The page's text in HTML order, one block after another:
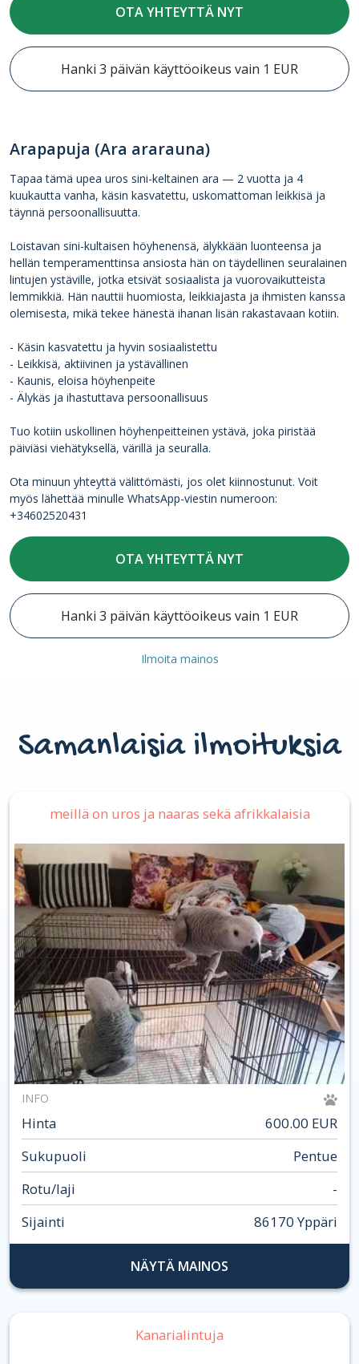
OTA YHTEYTTÄ NYT
Hanki 3 päivän käyttöoikeus vain 1 EUR
Arapapuja (Ara ararauna)
Tapaa tämä upea uros sini-keltainen ara — 2 vuotta ja 4
kuukautta vanha, käsin kasvatettu, uskomattoman leikkisä ja
täynnä persoonallisuutta.
Loistavan sini-kultaisen höyhenensä, älykkään luonteensa ja
hellän temperamenttinsa ansiosta hän on täydellinen seuralainen
lintujen ystäville, jotka etsivät sosiaalista ja vuorovaikutteista
lemmikkiä. Hän nauttii huomiosta, leikkiajasta ja ihmisten kanssa
olemisesta, mikä tekee hänestä ihanan lisän rakastavaan kotiin.
- Käsin kasvatettu ja hyvin sosiaalistettu
- Leikkisä, aktiivinen ja ystävällinen
- Kaunis, eloisa höyhenpeite
- Älykäs ja ihastuttava persoonallisuus
Tuo kotiin uskollinen höyhenpeitteinen ystävä, joka piristää
päiviäsi viehätyksellä, värillä ja seuralla.
Ota minuun yhteyttä välittömästi, jos olet kiinnostunut. Voit
myös lähettää minulle WhatsApp-viestin numeroon:
+34602520431
OTA YHTEYTTÄ NYT
Hanki 3 päivän käyttöoikeus vain 1 EUR
Ilmoita mainos
Samanlaisia ilmoituksia
meillä on uros ja naaras sekä afrikkalaisia
INFO
Hinta
600.00 EUR
Sukupuoli
Pentue
Rotu/laji
-
Sijainti
86170 Yppäri
NÄYTÄ MAINOS
Kanarialintuja